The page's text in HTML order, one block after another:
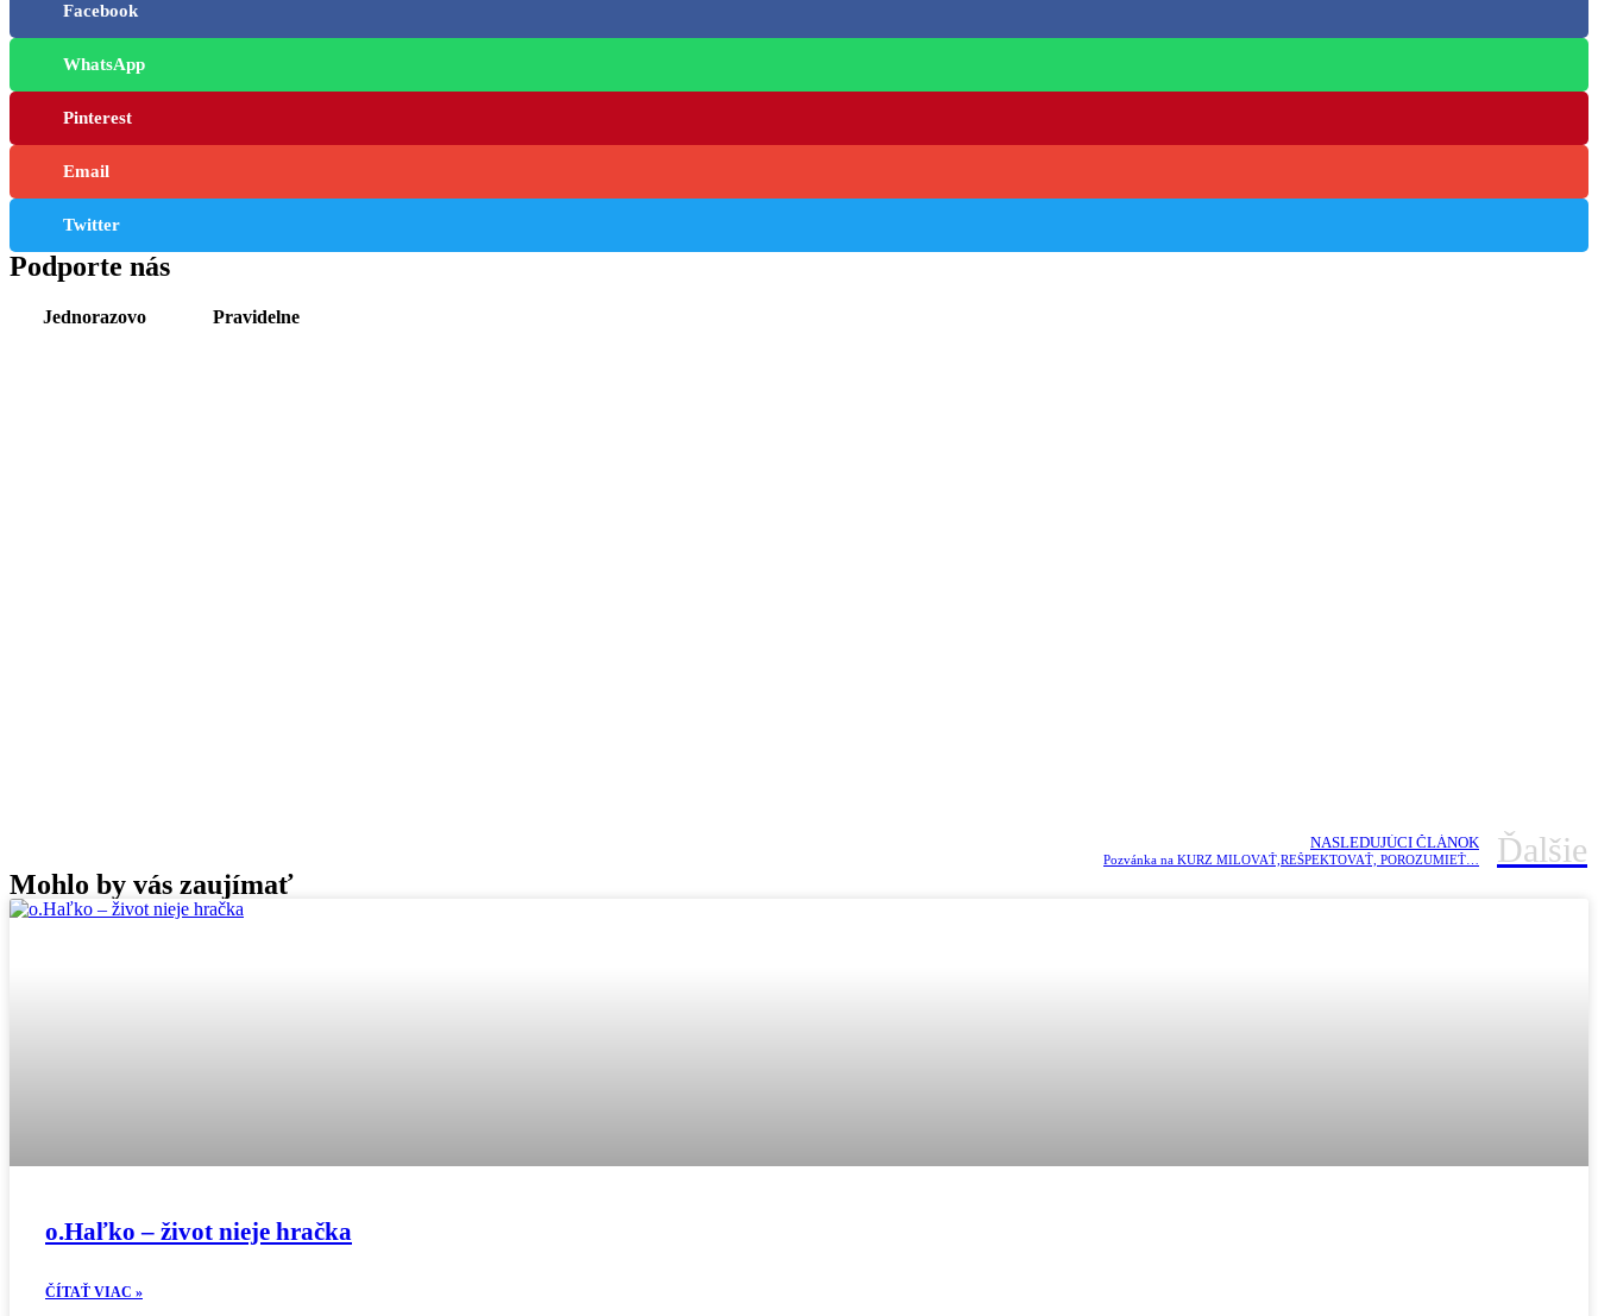
Facebook
WhatsApp
Pinterest
Email
Twitter
Podporte nás
Jednorazovo Pravidelne
NASLEDUJÚCI ČLÁNOK
Pozvánka na KURZ MILOVAŤ,REŠPEKTOVAŤ, POROZUMIEŤ… Ďalšie
Mohlo by vás zaujímať
o.Haľko – život nieje hračka
ČÍTAŤ VIAC »